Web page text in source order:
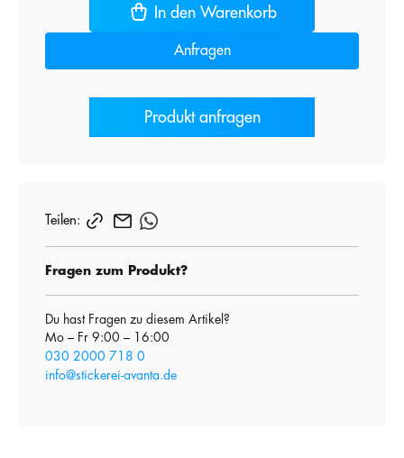
In den Warenkorb
Anfragen
Produkt anfragen
Teilen:
Fragen zum Produkt?
Du hast Fragen zu diesem Artikel?
Mo – Fr 9:00 – 16:00
030 2000 718 0
info@stickerei-avanta.de